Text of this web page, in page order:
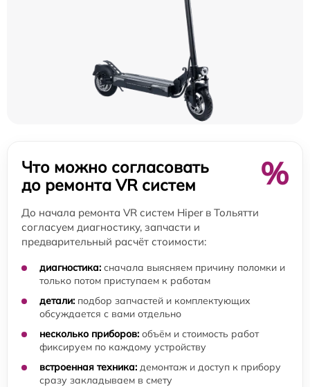
Что можно согласовать
до ремонта VR систем
%
До начала ремонта VR систем Hiper в Тольятти
согласуем диагностику, запчасти и
предварительный расчёт стоимости:
диагностика: сначала выясняем причину поломки и
только потом приступаем к работам
детали: подбор запчастей и комплектующих
обсуждается с вами отдельно
несколько приборов: объём и стоимость работ
фиксируем по каждому устройству
встроенная техника: демонтаж и доступ к прибору
сразу закладываем в смету